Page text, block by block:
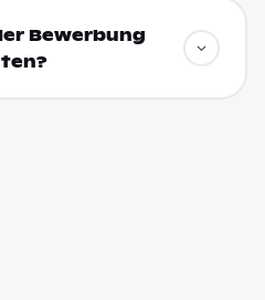
Bewerbung